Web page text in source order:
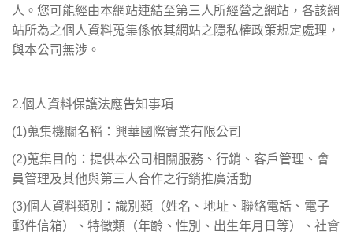
人。您可能經由本網站連結至第三人所經營之網站，各該網
站所為之個人資料蒐集係依其網站之隱私權政策規定處理，
與本公司無涉。
2.個人資料保護法應告知事項
(1)蒐集機關名稱：興華國際實業有限公司
(2)蒐集目的：提供本公司相關服務、行銷、客戶管理、會
員管理及其他與第三人合作之行銷推廣活動
(3)個人資料類別：識別類（姓名、地址、聯絡電話、電子
郵件信箱）、特徵類（年齡、性別、出生年月日等）、社會